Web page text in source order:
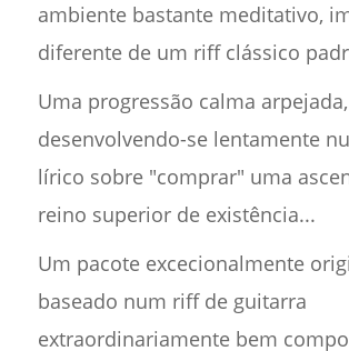
ambiente bastante meditativo,
diferente de um riff clássico
Uma progressão calma arpejada,
desenvolvendo-se lentamente
lírico sobre "comprar" uma
reino superior de existência...
Um pacote excecionalmente
baseado num riff de guitarra
extraordinariamente bem